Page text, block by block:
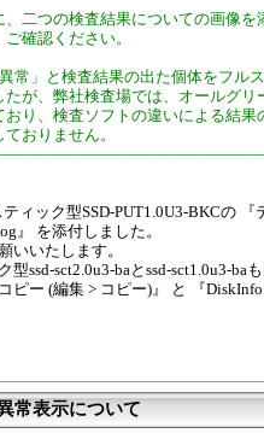
、二つの検査結果についての画像を
確認ください。
常」と検査結果の出た個体をフル
たが、弊社検査場では、オールグリ
おり、検査ソフトの違いによる結果
おりません。
ィック型SSD-PUT1.0U3-BKCの
』 を添付しました。
いいたします。
型ssd-sct2.0u3-baとssd-sct1.0u3-
コピー (編集 > コピー)』 と 『
常表示について